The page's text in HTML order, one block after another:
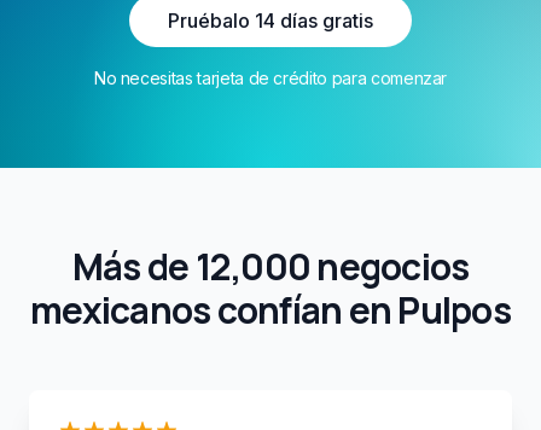
Pruébalo 14 días gratis
No necesitas tarjeta de crédito para comenzar
Más de 12,000 negocios
mexicanos confían en Pulpos